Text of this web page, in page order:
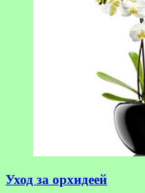
Уход за орхидеей